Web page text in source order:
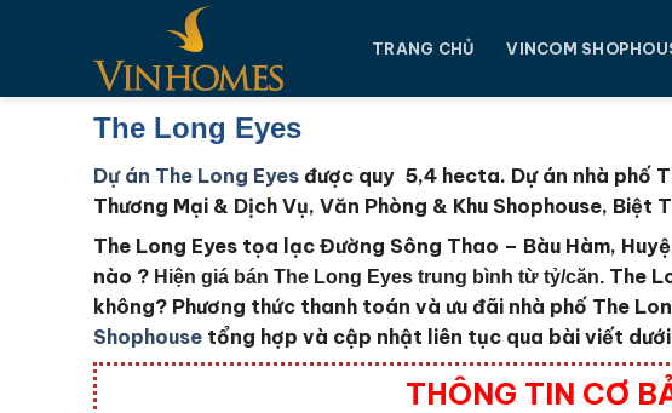
dung
TRANG CHỦ VINCOM
The Long Eyes
Dự án The Long Eyes được quy 5,4 hecta. Dự án nhà phố
Thương Mại & Dịch Vụ, Văn Phòng & Khu Shophouse,
The Long Eyes tọa lạc Đường Sông Thao – Bàu Hàm,
nào ? Hiện giá bán The Long Eyes trung bình từ tỷ/căn. The
không? Phương thức thanh toán và ưu đãi nhà phố The
Shophouse tổng hợp và cập nhật liên tục qua bài viết
THÔNG TIN CƠ